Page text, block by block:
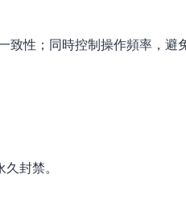
性；同時控制操作頻率，避
封禁。